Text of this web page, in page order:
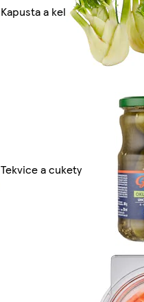
Kapusta a kel
Tekvice a cukety